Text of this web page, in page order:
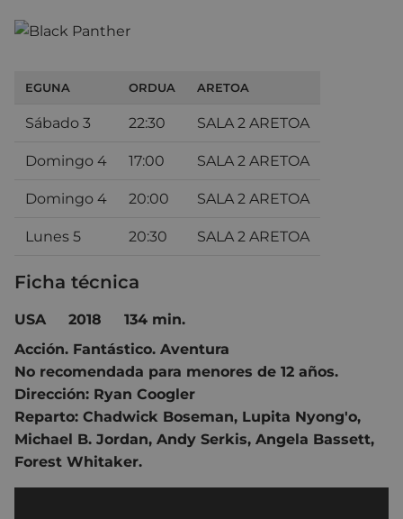
EGUNA ORDUA ARETOA
Sábado 3 22:30 SALA 2 ARETOA
Domingo 4 17:00 SALA 2 ARETOA
Domingo 4 20:00 SALA 2 ARETOA
Lunes 5 20:30 SALA 2 ARETOA
Ficha técnica
USA 2018 134 min.
Acción. Fantástico. Aventura
No recomendada para menores de 12 años.
Dirección: Ryan Coogler
Reparto: Chadwick Boseman, Lupita Nyong'o,
Michael B. Jordan, Andy Serkis, Angela Bassett,
Forest Whitaker.